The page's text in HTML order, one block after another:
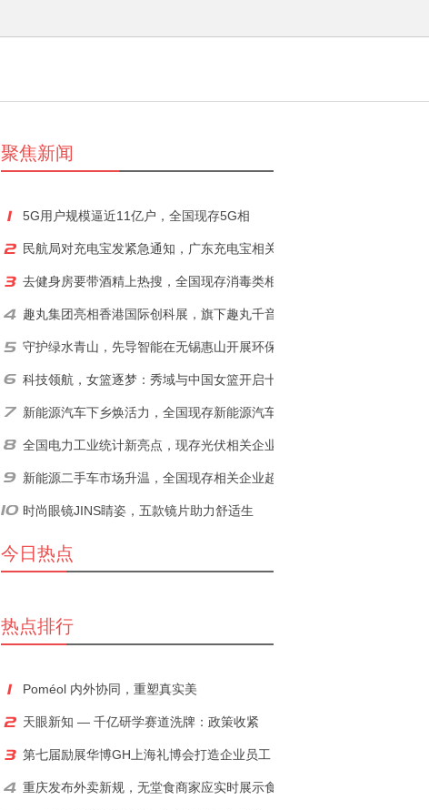
聚焦新闻
5G用户规模逼近11亿户，全国现存5G相
民航局对充电宝发紧急通知，广东充电宝相关
去健身房要带酒精上热搜，全国现存消毒类相
趣丸集团亮相香港国际创科展，旗下趣丸千音
守护绿水青山，先导智能在无锡惠山开展环保
科技领航，女篮逐梦：秀域与中国女篮开启十
新能源汽车下乡焕活力，全国现存新能源汽车
全国电力工业统计新亮点，现存光伏相关企业
新能源二手车市场升温，全国现存相关企业超
时尚眼镜JINS睛姿，五款镜片助力舒适生
今日热点
热点排行
Poméol 内外协同，重塑真实美
天眼新知 — 千亿研学赛道洗牌：政策收紧
第七届励展华博GH上海礼博会打造企业员工
重庆发布外卖新规，无堂食商家应实时展示食